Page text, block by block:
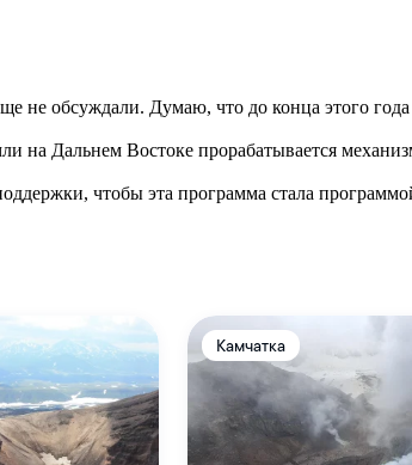
не обсуждали. Думаю, что до конца этого
на Дальнем Востоке прорабатывается
чтобы эта программа стала